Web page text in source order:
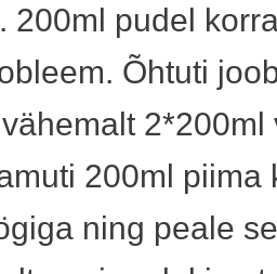
200ml pudel
Õhtuti
2*200ml
200ml piima
ning peale